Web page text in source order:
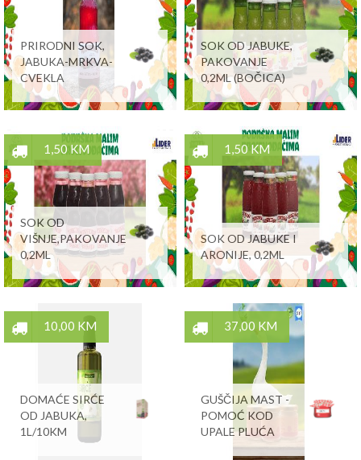
PRIRODNI SOK,
JABUKA-MRKVA-
CVEKLA
SOK OD JABUKE,
PAKOVANJE
0,2ML (BOČICA)
1,50 KM
SOK OD
VIŠNJE,PAKOVANJE
0,2ML
1,50 KM
SOK OD JABUKE I
ARONIJE, 0,2ML
10,00 KM
DOMAĆE SIRĆE
OD JABUKA,
1L/10KM
37,00 KM
GUŠČIJA MAST -
POMOĆ KOD
UPALE PLUĆA